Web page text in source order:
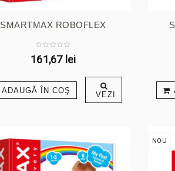
SMARTMAX ROBOFLEX
161,67 lei
ADAUGĂ ÎN COŞ VEZI
NOU